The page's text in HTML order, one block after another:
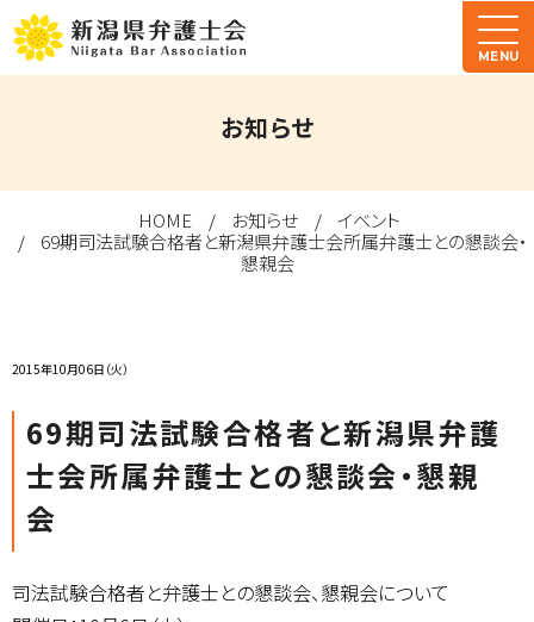
MENU
お知らせ
HOME お知らせ
イベント
69期司法試験合格者と新潟県弁護士会所属弁護士との懇談会・
懇親会
2015年10月06日（火）
69期司法試験合格者と新潟県弁護
士会所属弁護士との懇談会・懇親
会
司法試験合格者と弁護士との懇談会、懇親会について